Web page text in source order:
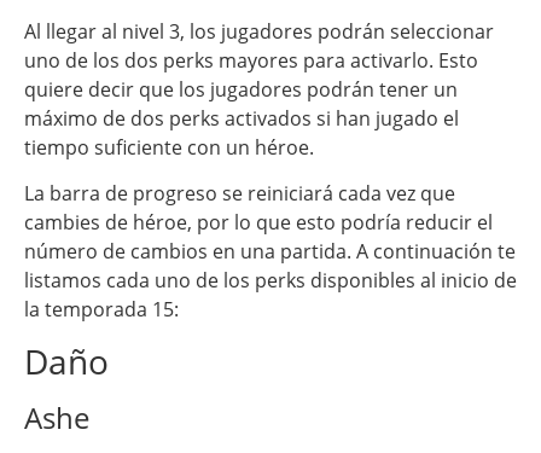
Al llegar al nivel 3, los jugadores podrán seleccionar
uno de los dos perks mayores para activarlo. Esto
quiere decir que los jugadores podrán tener un
máximo de dos perks activados si han jugado el
tiempo suficiente con un héroe.
La barra de progreso se reiniciará cada vez que
cambies de héroe, por lo que esto podría reducir el
número de cambios en una partida. A continuación te
listamos cada uno de los perks disponibles al inicio de
la temporada 15:
Daño
Ashe